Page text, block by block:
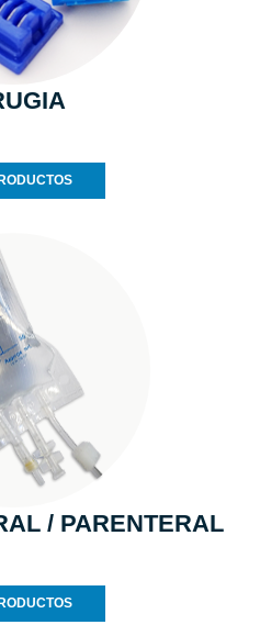
/ PARENTERAL